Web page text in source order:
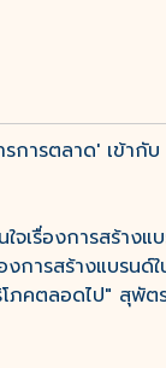
การตลาด' เข้ากั
รื่องการสร้างแบ
การสร้างแบรนด์
ภคตลอดไป" สุพัต